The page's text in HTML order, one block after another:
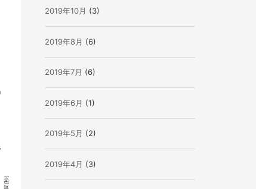
2019年10月 (3)
2019年8月 (6)
2019年7月 (6)
2019年6月 (1)
2019年5月 (2)
2019年4月 (3)